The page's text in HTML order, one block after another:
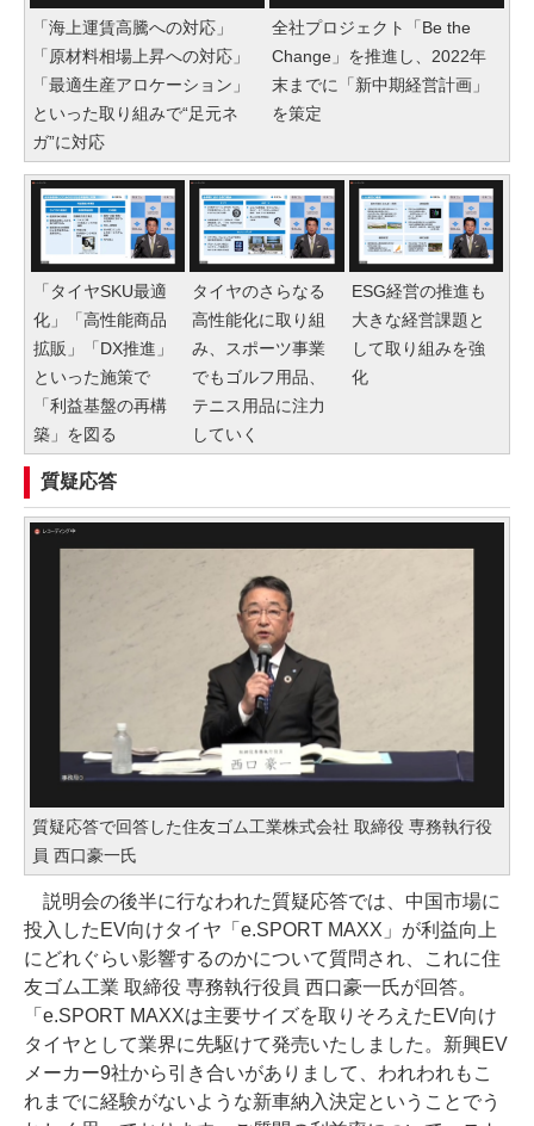
「海上運賃高騰への対応」
「原材料相場上昇への対応」
「最適生産アロケーション」
といった取り組みで“足元ネ
ガ”に対応
全社プロジェクト「Be the
Change」を推進し、2022年
末までに「新中期経営計画」
を策定
「タイヤSKU最適
化」「高性能商品
拡販」「DX推進」
といった施策で
「利益基盤の再構
築」を図る
タイヤのさらなる
高性能化に取り組
み、スポーツ事業
でもゴルフ用品、
テニス用品に注力
していく
ESG経営の推進も
大きな経営課題と
して取り組みを強
化
質疑応答
質疑応答で回答した住友ゴム工業株式会社 取締役 専務執行役
員 西口豪一氏
説明会の後半に行なわれた質疑応答では、中国市場に
投入したEV向けタイヤ「e.SPORT MAXX」が利益向上
にどれぐらい影響するのかについて質問され、これに住
友ゴム工業 取締役 専務執行役員 西口豪一氏が回答。
「e.SPORT MAXXは主要サイズを取りそろえたEV向け
タイヤとして業界に先駆けて発売いたしました。新興EV
メーカー9社から引き合いがありまして、われわれもこ
れまでに経験がないような新車納入決定ということでう